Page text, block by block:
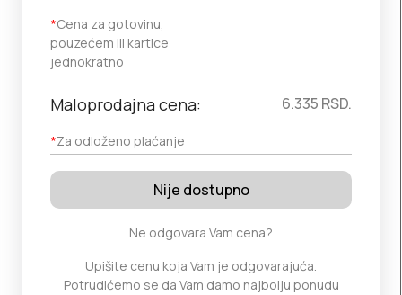
*Cena za gotovinu,
pouzećem ili kartice
jednokratno
Maloprodajna cena:
*Za odloženo plaćanje
6.335 RSD.
Nije dostupno
Ne odgovara Vam cena?
Upišite cenu koja Vam je odgovarajuća.
Potrudićemo se da Vam damo najbolju ponudu